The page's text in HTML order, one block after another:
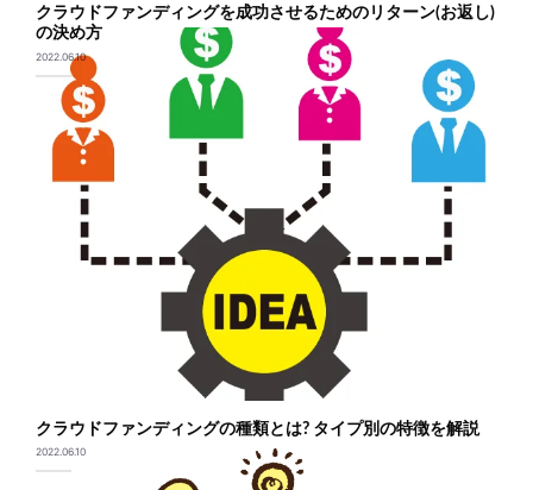
クラウドファンディングを成功させるためのリターン(お返し)
の決め方
2022.06.10
クラウドファンディングの種類とは? タイプ別の特徴を解説
2022.06.10